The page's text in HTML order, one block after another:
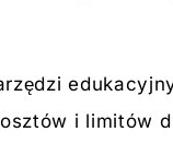
i limitów